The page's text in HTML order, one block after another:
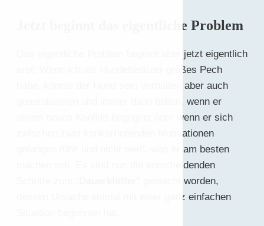
Jetzt beginnt das eigentliche Problem
Das eigentliche Problem beginnt aber jetzt eigentlich
erst: Wenn ich als Hundebesitzer großes Pech
habe, könnte der Hund sein Verhalten aber auch
generalisieren und immer dann bellen, wenn er
einem neuen Konflikt begegnet oder wenn er sich
zwischen zwei konkurrierenden Motivationen
gefangen fühlt und nicht weiß, was er am besten
machen soll. Es sind nun die entscheidenden
“ gemacht worden,
dessen Ursache einmal mit einer ganz einfachen